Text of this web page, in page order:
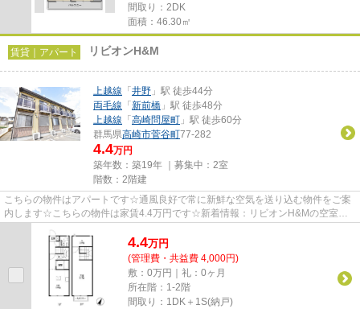
間取り：2DK
面積：46.30㎡
賃貸｜アパート リビオンH&M
上越線 「 井野 」駅 徒歩44分
両毛線 「 新前橋 」駅 徒歩48分
上越線 「 高崎問屋町 」駅 徒歩60分
群馬県高崎市菅谷町77-282
4.4万円
築年数：築19年 ｜募集中： 2室
階数：2階建
こちらの物件はアパートです☆通風良好で常に新鮮な空気を送り込む物件をご案
内します☆こちらの物件は家賃4.4万円です☆新着情報：リビオンH&Mの空室情
4.4万円
(管理費・共益費 4,000円)
敷：0万円｜礼：0ヶ月
所在階：1-2階
間取り：1DK＋1S(納戸)